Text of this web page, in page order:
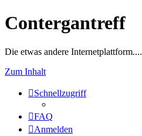
Contergantreff
Die etwas andere Internetplattform....
Zum Inhalt
Schnellzugriff
FAQ
Anmelden